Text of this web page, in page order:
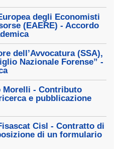
degli Economisti
(EAERE) - Accordo
dell’Avvocatura (SSA),
Nazionale Forense” -
Morelli - Contributo
e pubblicazione
Cisl - Contratto di
di un formulario